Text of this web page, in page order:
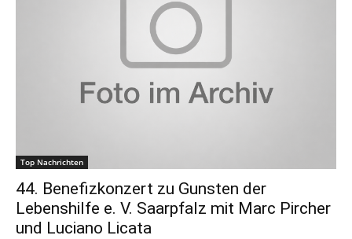
Top Nachrichten
44. Benefizkonzert zu Gunsten der
Lebenshilfe e. V. Saarpfalz mit Marc Pircher
und Luciano Licata